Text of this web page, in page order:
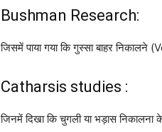
Bushman Research:
जिसमें पाया गया कि गुस्सा बाहर निकालने
Catharsis studies :
जिनमें दिखा कि चुगली या भड़ास